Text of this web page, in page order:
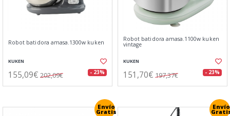
Robot batidora amasa.1300w kuken
KUKEN
155,09€ 202,09€ - 23%
Robot batidora amasa.1100w kuken
vintage
KUKEN
151,70€ 197,37€ - 23%
Envío
Gratis
Envío